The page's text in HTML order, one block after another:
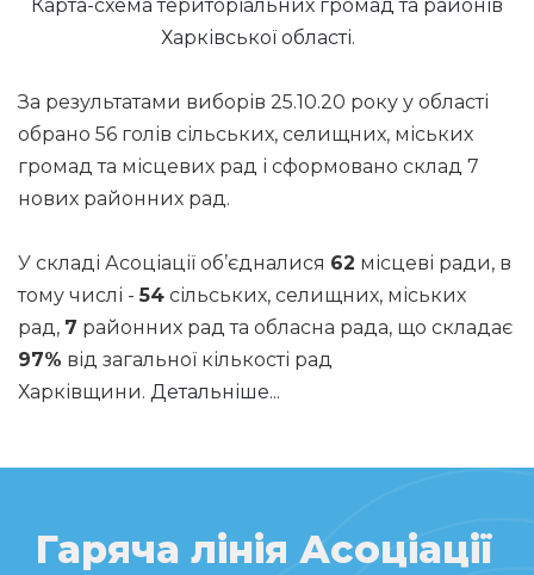
Карта-схема територіальних громад та районів
Харківської області.
За результатами виборів 25.10.20 року у області
обрано 56 голів сільських, селищних, міських
громад та місцевих рад і сформовано склад 7
нових районних рад.
У складі Асоціації об’єдналися 62 місцеві ради, в
тому числі -54 сільських, селищних, міських
рад, 7 районних рад та обласна рада, що складає
97% від загальної кількості рад
Харківщини. Детальніше...
Гаряча лінія Асоціації